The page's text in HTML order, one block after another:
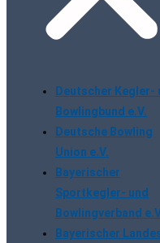
Deutscher Kegler-
Bowlingbund e.V.
Deutsche Bowling
Union e.V.
Bayerischer
Sportkegler- und
Bowlingverband
Bayerischer